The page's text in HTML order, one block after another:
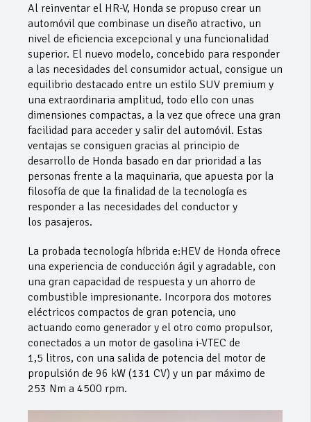
Al reinventar el HR-V, Honda se propuso crear un
automóvil que combinase un diseño atractivo, un
nivel de eficiencia excepcional y una funcionalidad
superior. El nuevo modelo, concebido para responder
a las necesidades del consumidor actual, consigue un
equilibrio destacado entre un estilo SUV premium y
una extraordinaria amplitud, todo ello con unas
dimensiones compactas, a la vez que ofrece una gran
facilidad para acceder y salir del automóvil. Estas
ventajas se consiguen gracias al principio de
desarrollo de Honda basado en dar prioridad a las
personas frente a la maquinaria, que apuesta por la
filosofía de que la finalidad de la tecnología es
responder a las necesidades del conductor y
los pasajeros.
La probada tecnología híbrida e:HEV de Honda ofrece
una experiencia de conducción ágil y agradable, con
una gran capacidad de respuesta y un ahorro de
combustible impresionante. Incorpora dos motores
eléctricos compactos de gran potencia, uno
actuando como generador y el otro como propulsor,
conectados a un motor de gasolina i-VTEC de
1,5 litros, con una salida de potencia del motor de
propulsión de 96 kW (131 CV) y un par máximo de
253 Nm a 4500 rpm.